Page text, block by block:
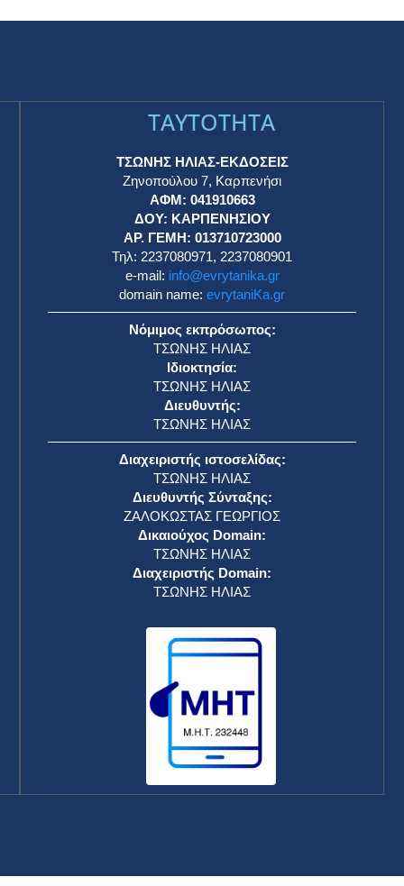
TAYTOTHTA
ΤΣΩΝΗΣ ΗΛΙΑΣ-ΕΚΔΟΣΕΙΣ
Ζηνοπούλου 7, Καρπενήσι
ΑΦΜ: 041910663
ΔΟΥ: ΚΑΡΠΕΝΗΣΙΟΥ
ΑΡ. ΓΕΜΗ: 013710723000
Τηλ: 2237080971, 2237080901
e-mail: info@evrytanika.gr
domain name: evrytaniKa.gr
Νόμιμος εκπρόσωπος:
ΤΣΩΝΗΣ ΗΛΙΑΣ
Ιδιοκτησία:
ΤΣΩΝΗΣ ΗΛΙΑΣ
Διευθυντής:
ΤΣΩΝΗΣ ΗΛΙΑΣ
Διαχειριστής ιστοσελίδας:
ΤΣΩΝΗΣ ΗΛΙΑΣ
Διευθυντής Σύνταξης:
ΖΑΛΟΚΩΣΤΑΣ ΓΕΩΡΓΙΟΣ
Δικαιούχος Domain:
ΤΣΩΝΗΣ ΗΛΙΑΣ
Διαχειριστής Domain:
ΤΣΩΝΗΣ ΗΛΙΑΣ